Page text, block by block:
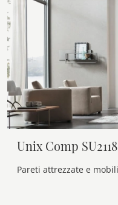
Unix Comp SU2118